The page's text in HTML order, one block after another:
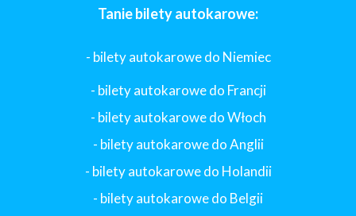
Tanie bilety autokarowe:
- bilety autokarowe do Niemiec
- bilety autokarowe do Francji
- bilety autokarowe do Włoch
- bilety autokarowe do Anglii
- bilety autokarowe do Holandii
- bilety autokarowe do Belgii